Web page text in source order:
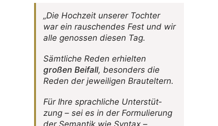
„Die Hoch­zeit unserer Tochter
war ein rauschendes Fest und wir
alle genossen diesen Tag.
Sämt­liche Reden erhielten
großen Beifall, beson­ders die
Reden der jewei­ligen Brauteltern.
Für Ihre sprach­liche Unter­stüt­
zung – sei es in der Formu­lie­rung
der Semantik wie Syntax –